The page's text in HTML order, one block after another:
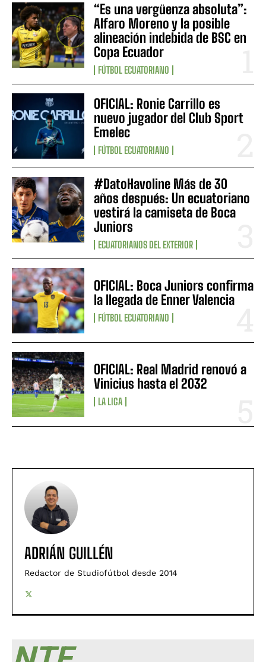
“Es una vergüenza absoluta”:
Alfaro Moreno y la posible
alineación indebida de BSC en
Copa Ecuador
FÚTBOL ECUATORIANO
OFICIAL: Ronie Carrillo es
nuevo jugador del Club Sport
Emelec
FÚTBOL ECUATORIANO
#DatoHavoline Más de 30
años después: Un ecuatoriano
vestirá la camiseta de Boca
Juniors
ECUATORIANOS DEL EXTERIOR
OFICIAL: Boca Juniors confirma
la llegada de Enner Valencia
FÚTBOL ECUATORIANO
OFICIAL: Real Madrid renovó a
Vinicius hasta el 2032
LA LIGA
ADRIÁN GUILLÉN
Redactor de Studiofútbol desde 2014